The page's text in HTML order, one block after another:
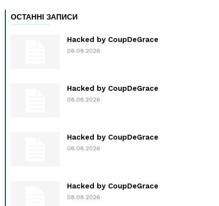
ОСТАННІ ЗАПИСИ
Hacked by CoupDeGrace
08.08.2026
Hacked by CoupDeGrace
08.08.2026
Hacked by CoupDeGrace
08.08.2026
Hacked by CoupDeGrace
08.08.2026